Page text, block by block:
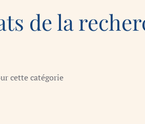
de la
cette catégorie